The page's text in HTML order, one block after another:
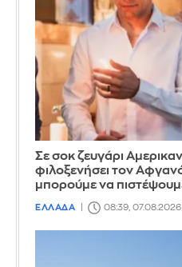
Σε σοκ ζευγάρι
φιλοξενήσει τον
μπορούμε να πιστέψουμε
ΕΛΛΑΔΑ 08:39, 07.08.2026